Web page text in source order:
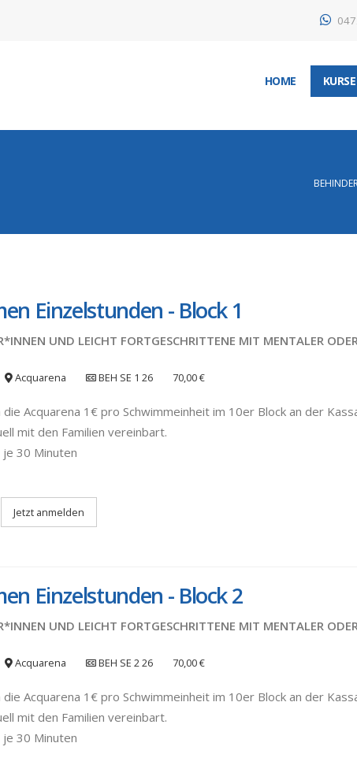
HOME KURSE
Einzelstunden - Block 1
UND LEICHT FORTGESCHRITTENE MIT MENTALER
Acquarena BEH SE 1 26 70,00 €
Acquarena 1€ pro Schwimmeinheit im 10er Block an der
mit den Familien vereinbart.
je 30 Minuten
Jetzt anmelden
Einzelstunden - Block 2
UND LEICHT FORTGESCHRITTENE MIT MENTALER
Acquarena BEH SE 2 26 70,00 €
Acquarena 1€ pro Schwimmeinheit im 10er Block an der
mit den Familien vereinbart.
je 30 Minuten